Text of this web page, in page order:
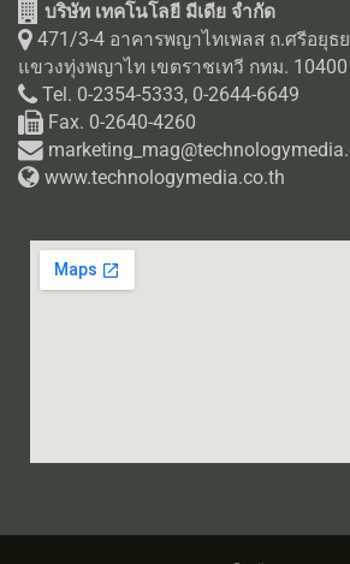
บริษัท เทคโนโลยี มีเดีย จำกัด
471/3-4 อาคารพญาไทเพลส ถ.ศรีอยุธ
แขวงทุ่งพญาไท เขตราชเทวี กทม. 10400
Tel. 0-2354-5333, 0-2644-6649
Fax. 0-2640-4260
www.technologymedia.co.th